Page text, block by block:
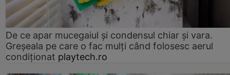
De ce apar mucegaiul și condensul chiar și vara.
Greșeala pe care o fac mulți când folosesc aerul
condiționat playtech.ro